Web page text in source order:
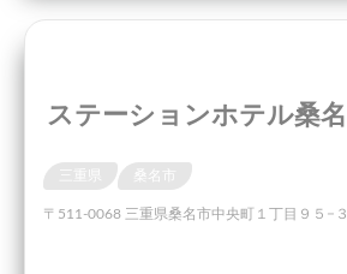
ステーションホテル桑名
桑名市
〒511-0068 三重県桑名市中央町１丁目９５−３